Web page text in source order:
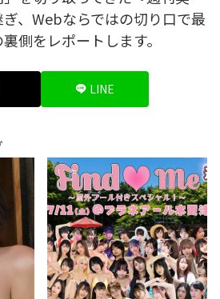
、Webならではの切り口で最
側をレポートします。
LINE